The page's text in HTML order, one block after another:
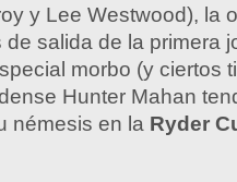
y Lee Westwood), la
salida de la primera
morbo (y ciertos
Hunter Mahan
némesis en la Ryder